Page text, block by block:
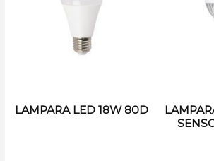
LAMPARA LED 18W 80D